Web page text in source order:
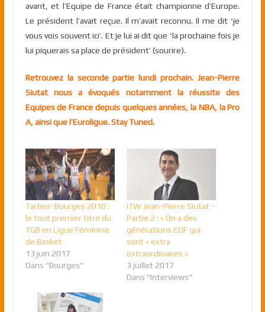
avant, et l’Equipe de France était championne d’Europe.
Le président l’avait reçue. Il m’avait reconnu. Il me dit ‘je
vous vois souvent ici’. Et je lui ai dit que ‘la prochaine fois je
lui piquerais sa place de président’ (sourire).
Retrouvez la seconde partie lundi prochain. Jean-Pierre
Siutat nous a évoqués notamment la réussite des
Equipes de France depuis quelques années, la NBA, la Pro
A, ainsi que l’Euroligue. Stay Tuned.
Tarbes-Bourges 2010 :
le tout premier titre du
TGB en Ligue Féminine
de Basket
13 juin 2017
Dans "Bourges"
ITW Jean-Pierre Siutat –
Partie 2 : « On a des
générations EDF qui
sont « extra
extraordinaires »
3 juillet 2017
Dans "Interviews"